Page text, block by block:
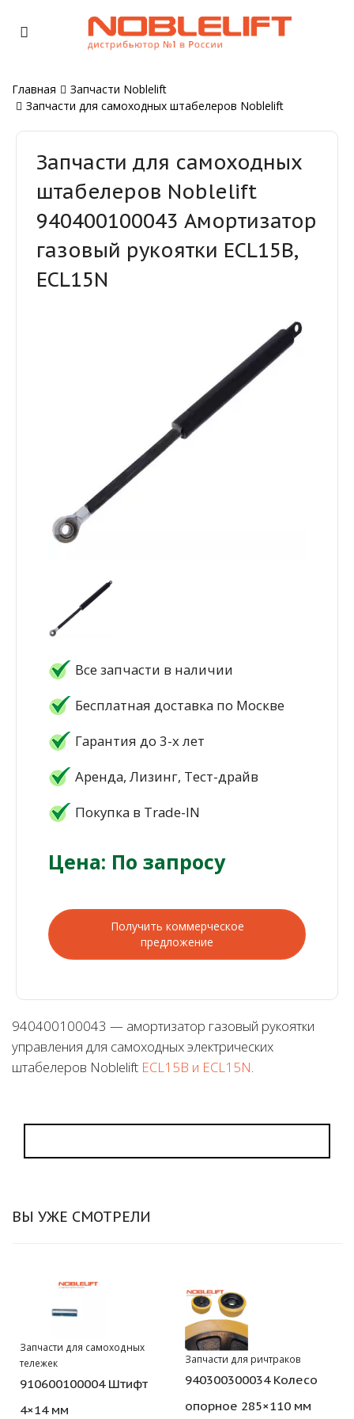
Главная
Запчасти Noblelift
Запчасти для самоходных штабелеров Noblelift
Запчасти для самоходных
штабелеров Noblelift
940400100043 Амортизатор
газовый рукоятки ECL15B,
ECL15N
Все запчасти в наличии
Бесплатная доставка по Москве
Гарантия до 3-х лет
Аренда, Лизинг, Тест-драйв
Покупка в Trade-IN
Цена: По запросу
Получить коммерческое
предложение
940400100043 — амортизатор газовый рукоятки
управления для самоходных электрических
штабелеров Noblelift ECL15B и ECL15N.
ВЫ УЖЕ СМОТРЕЛИ
Запчасти для самоходных
тележек
910600100004 Штифт
4×14 мм
Запчасти для ричтраков
940300300034 Колесо
опорное 285×110 мм